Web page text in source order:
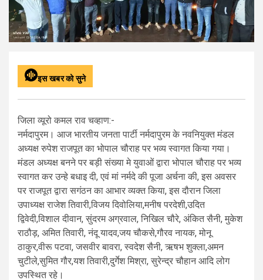
इस खबर को सुने
जिला व्यूरो कमल राव चव्हाण:-
नर्मदापुरम। आज भारतीय जनता पार्टी नर्मदापुरम के नवनियुक्त मंडल
अध्यक्ष रुपेश राजपूत का भोपाल चौराह पर भव्य स्वागत किया गया।
मंडल अध्यक्ष बनने पर बड़ी संख्या मे युवाओं द्वारा भोपाल चौराह पर भव्य
स्वागत कर उन्हे बधाइ दी, एवं मां नर्मदे की पूजा अर्चना की, इस अवसर
पर राजपूत द्वारा सगंठन का आभार व्यक्त किया, इस दौरान जिला
उपाध्यक्ष राजेश तिवारी,विजय दिवोलिया,मनीष परदेशी,उदित
द्विवेदी,विशाल दीवान, सुंदरम अग्रवाल, निखिल चौरे, अंकित सैनी, मुकेश
राठौड़, अमित तिवारी, नंदू यादव,जय चौकसे,गौरव नायक, मोनू
ठाकुर,वीरू पटवा, जसवीर बावरा, स्वदेश सैनी, ऋषभ शुक्ला,अमन
चुटीले,सुमित गौर,यश तिवारी,दुर्गेश मिश्रा, सुरेन्द्र चौहान आदि लोग
उपस्थित रहे।